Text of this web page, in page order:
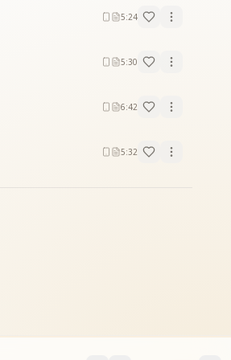
5:24
5:30
6:42
5:32